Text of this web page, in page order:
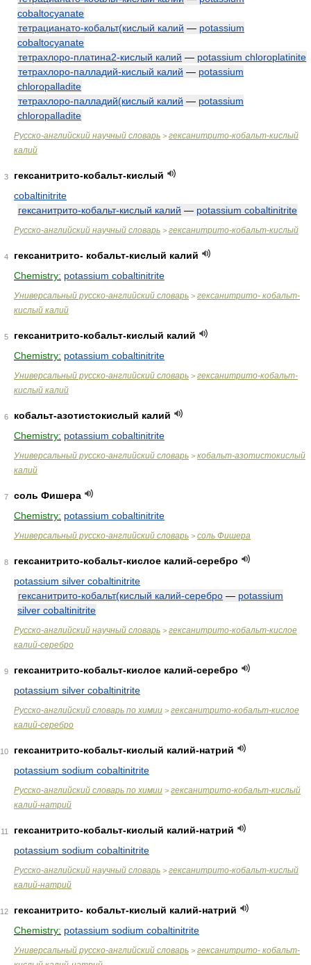
cobaltocyanate
тетрацианато-кобальт(кислый калий — potassium
cobaltocyanate
тетрахлоро-платина2-кислый калий — potassium chloroplatinite
тетрахлоро-палладий-кислый калий — potassium
chloropalladite
тетрахлоро-палладий(кислый калий — potassium
chloropalladite
Русско-английский научный словарь > гексанитрито-кобальт-кислый
калий
3
гексанитрито-кобальт-кислый
cobaltinitrite
гексанитрито-кобальт-кислый калий — potassium cobaltinitrite
Русско-английский научный словарь > гексанитрито-кобальт-кислый
4
гексанитрито- кобальт-кислый калий
Chemistry: potassium cobaltinitrite
Универсальный русско-английский словарь > гексанитрито- кобальт-
кислый калий
5
гексанитрито-кобальт-кислый калий
Chemistry: potassium cobaltinitrite
Универсальный русско-английский словарь > гексанитрито-кобальт-
кислый калий
6
кобальт-азотистокислый калий
Chemistry: potassium cobaltinitrite
Универсальный русско-английский словарь > кобальт-азотистокислый
калий
7
соль Фишера
Chemistry: potassium cobaltinitrite
Универсальный русско-английский словарь > соль Фишера
8
гексанитрито-кобальт-кислое калий-серебро
potassium silver cobaltinitrite
гексанитрито-кобальт(кислый калий-серебро — potassium
silver cobaltinitrite
Русско-английский научный словарь > гексанитрито-кобальт-кислое
калий-серебро
9
гексанитрито-кобальт-кислое калий-серебро
potassium silver cobaltinitrite
Русско-английский словарь по химии > гексанитрито-кобальт-кислое
калий-серебро
10
гексанитрито-кобальт-кислый калий-натрий
potassium sodium cobaltinitrite
Русско-английский словарь по химии > гексанитрито-кобальт-кислый
калий-натрий
11
гексанитрито-кобальт-кислый калий-натрий
potassium sodium cobaltinitrite
Русско-английский научный словарь > гексанитрито-кобальт-кислый
калий-натрий
12
гексанитрито- кобальт-кислый калий-натрий
Chemistry: potassium sodium cobaltinitrite
Универсальный русско-английский словарь > гексанитрито- кобальт-